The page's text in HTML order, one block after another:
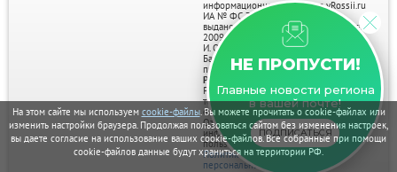
На этом сайте мы используем cookie-файлы. Вы можете прочитать о cookie-файлах или
изменить настройки браузера. Продолжая пользоваться сайтом без изменения настроек,
вы даете согласие на использование ваших cookie-файлов. Все собранные при помощи
cookie-файлов данные будут храниться на территории РФ.
НЕ ПРОПУСТИ!
Главные новости региона
в вашей почте!
ПОДПИСАТЬСЯ
информационного агентства vRossii.ru
ИА № ФС 77‑35502
выдано РОСКОМНАДЗОРом 04 марта
2009г.
И. О. Главного редактора Нарыков А. Н.
Баннеры на портале размещаются на
правах рекламы.
Реклама на портале:
Рекламное агентство "Умный маркетинг"
тел. 7-910-267-70-40,
email: umnyy.marketing@yandex.ru
Отдельные публикации могут содержать
информацию, не предназначенную для
пользователей до 18 лет.
Политика в отношении обработки
персональных данных